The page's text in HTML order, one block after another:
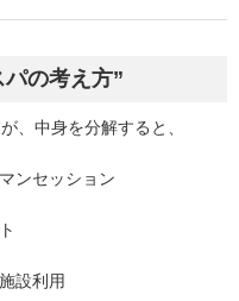
の考え方”
、中身を分解すると、
ンセッション
設利用